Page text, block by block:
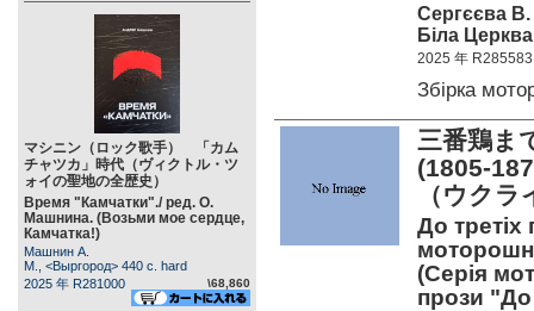
マシニン（ロック歌手） 「カム
チャツカ」時代（ヴィクトル・ツ
ォイの聖地の全歴史）
Время "Камчатки"./ ред. О.
Машнина. (Возьми мое сердце,
Камчатка!)
Машнин А.
М., <Выргород> 440 c. hard
2025 年 R281000
\68,860
Сергєєва В.
Біла
2025 年 R285583
Збірка
三番鶏ま
(1805-
（ウクラ
До третіх
(Серія
прози "До